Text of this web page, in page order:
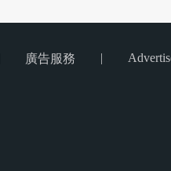
廣告服務 |